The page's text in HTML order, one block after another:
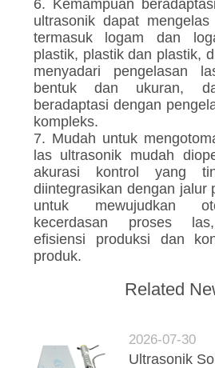
6. Kemampuan
ultrasonik dapat
termasuk logam dan
plastik, plastik dan plastik,
menyadari pengelasan
bentuk dan ukuran,
beradaptasi dengan
kompleks.
7. Mudah untuk
las ultrasonik mudah
akurasi kontrol yang
diintegrasikan dengan jalur
untuk mewujudkan
kecerdasan proses
efisiensi produksi dan
produk.
Related
2026-07-30
Ultrasonik